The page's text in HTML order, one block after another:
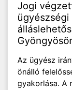
Jogi
Az ügyész
önálló
gyakorlása. A